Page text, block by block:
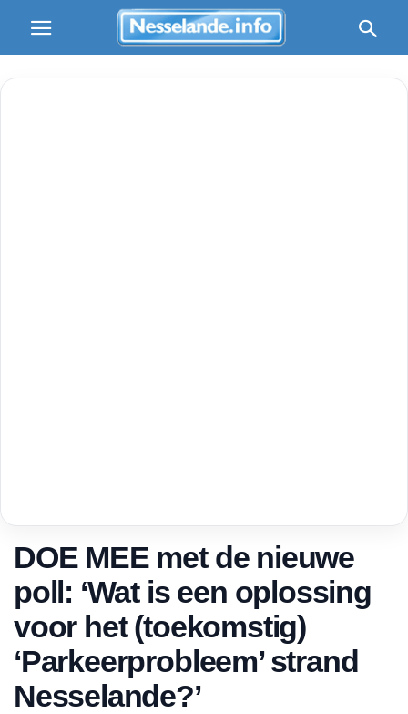
DOE MEE met de nieuwe
poll: ‘Wat is een oplossing
voor het (toekomstig)
‘Parkeerprobleem’ strand
Nesselande?’